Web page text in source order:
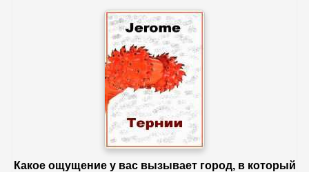
Какое ощущение у вас вызывает город, в который